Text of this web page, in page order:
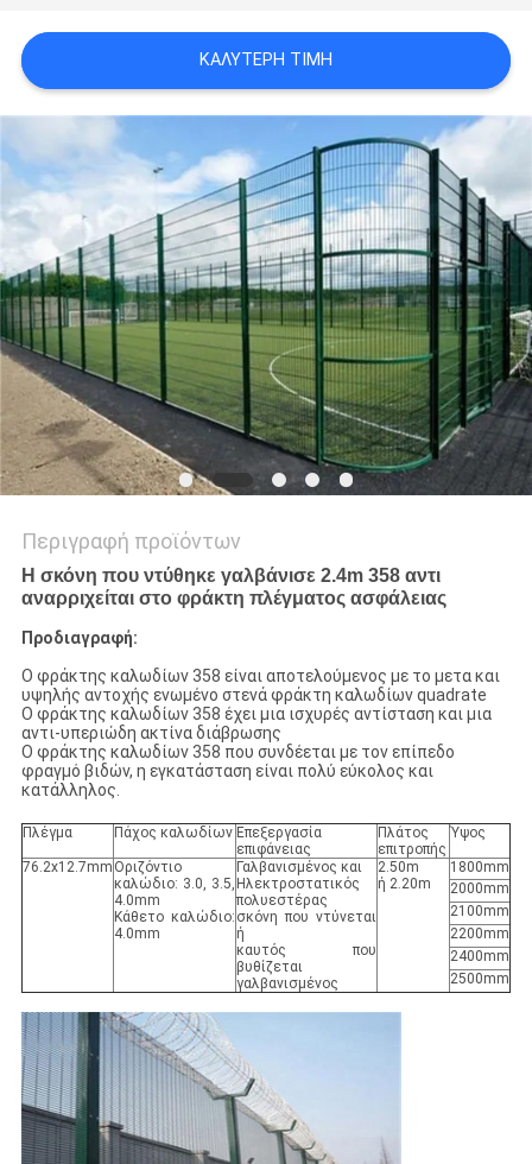
ΚΑΛΎΤΕΡΗ ΤΙΜΉ
Περιγραφή προϊόντων
Η σκόνη που ντύθηκε γαλβάνισε 2.4m 358 αντι
αναρριχείται στο φράκτη πλέγματος ασφάλειας
Προδιαγραφή:
Ο φράκτης καλωδίων 358 είναι αποτελούμενος με το μετα και
υψηλής αντοχής ενωμένο στενά φράκτη καλωδίων quadrate
Ο φράκτης καλωδίων 358 έχει μια ισχυρές αντίσταση και μια
αντι-υπεριώδη ακτίνα διάβρωσης
Ο φράκτης καλωδίων 358 που συνδέεται με τον επίπεδο
φραγμό βιδών, η εγκατάσταση είναι πολύ εύκολος και
κατάλληλος.
Πλέγμα Πάχος καλωδίων Επεξεργασία
επιφάνειας
Πλάτος
επιτροπής
Ύψος
76.2x12.7mm Οριζόντιο
καλώδιο: 3.0, 3.5,
4.0mm
Κάθετο καλώδιο:
4.0mm
Γαλβανισμένος και
Ηλεκτροστατικός
πολυεστέρας
σκόνη που ντύνεται
ή
καυτός που
βυθίζεται
γαλβανισμένος
2.50m
ή 2.20m
1800mm
2000mm
2100mm
2200mm
2400mm
2500mm